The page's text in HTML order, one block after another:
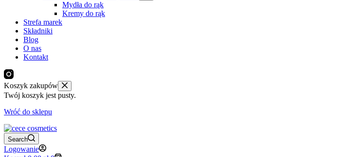
Mydła do rąk
Kremy do rąk
Strefa marek
Składniki
Blog
O nas
Kontakt
Koszyk zakupów
Twój koszyk jest pusty.
Wróć do sklepu
Search
Logowanie